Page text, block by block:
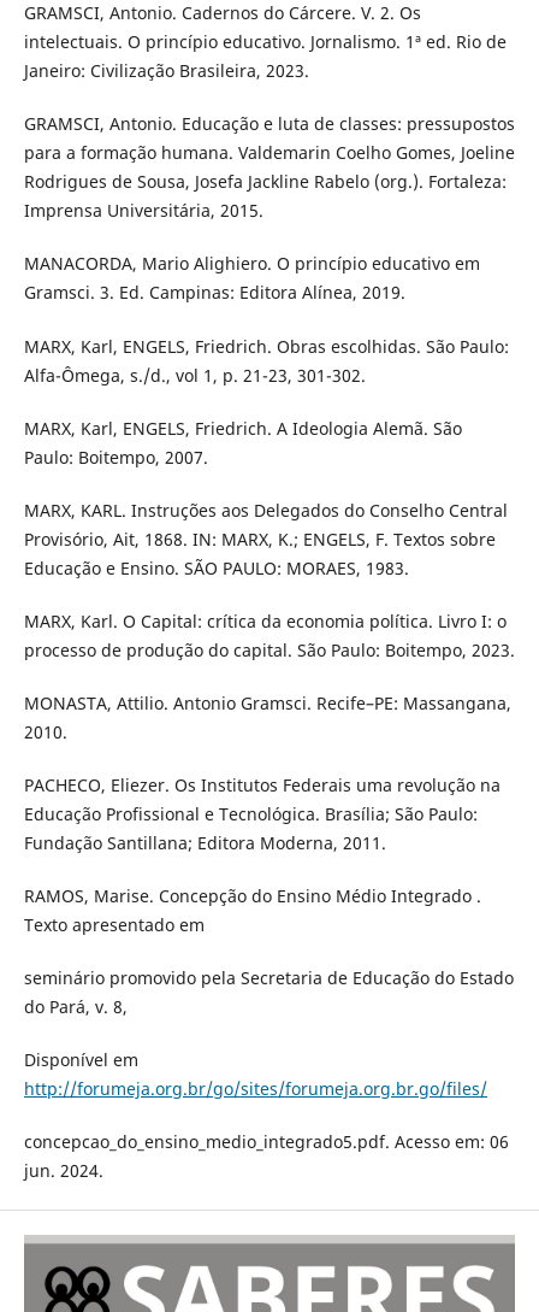
GRAMSCI, Antonio. Cadernos do Cárcere. V. 2. Os
intelectuais. O princípio educativo. Jornalismo. 1ª ed. Rio de
Janeiro: Civilização Brasileira, 2023.
GRAMSCI, Antonio. Educação e luta de classes: pressupostos
para a formação humana. Valdemarin Coelho Gomes, Joeline
Rodrigues de Sousa, Josefa Jackline Rabelo (org.). Fortaleza:
Imprensa Universitária, 2015.
MANACORDA, Mario Alighiero. O princípio educativo em
Gramsci. 3. Ed. Campinas: Editora Alínea, 2019.
MARX, Karl, ENGELS, Friedrich. Obras escolhidas. São Paulo:
Alfa-Ômega, s./d., vol 1, p. 21-23, 301-302.
MARX, Karl, ENGELS, Friedrich. A Ideologia Alemã. São
Paulo: Boitempo, 2007.
MARX, KARL. Instruções aos Delegados do Conselho Central
Provisório, Ait, 1868. IN: MARX, K.; ENGELS, F. Textos sobre
Educação e Ensino. SÃO PAULO: MORAES, 1983.
MARX, Karl. O Capital: crítica da economia política. Livro I: o
processo de produção do capital. São Paulo: Boitempo, 2023.
MONASTA, Attilio. Antonio Gramsci. Recife–PE: Massangana,
2010.
PACHECO, Eliezer. Os Institutos Federais uma revolução na
Educação Profissional e Tecnológica. Brasília; São Paulo:
Fundação Santillana; Editora Moderna, 2011.
RAMOS, Marise. Concepção do Ensino Médio Integrado .
Texto apresentado em
seminário promovido pela Secretaria de Educação do Estado
do Pará, v. 8,
Disponível em
http://forumeja.org.br/go/sites/forumeja.org.br.go/files/
concepcao_do_ensino_medio_integrado5.pdf. Acesso em: 06
jun. 2024.